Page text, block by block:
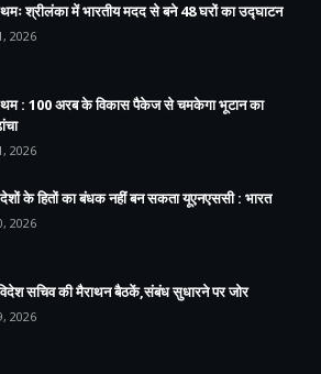
श्रीलंका में भारतीय मदद से बने 48 घरों का उद्घाटन
2026
: 100 अरब के विकास पैकेज से चमकेगा भूटान का
2026
के हितों का बंधक नहीं बन सकता यूएनएससी : भारत
2026
सचिव की मैराथन बैठकें,संबंध सुधारने पर जोर
2026